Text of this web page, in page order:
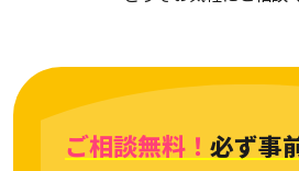
ご相談無料！ 必ず事